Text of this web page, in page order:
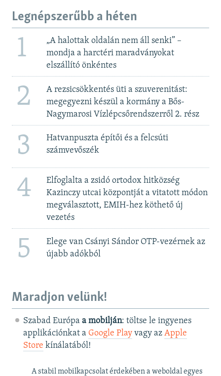
Legnépszerűbb a héten
1
„A halottak oldalán nem áll senki” –
mondja a harctéri maradványokat
elszállító önkéntes
2
A rezsicsökkentés üti a szuverenitást:
megegyezni készül a kormány a Bős-
Nagymarosi Vízlépcsőrendszerről 2. rész
3
Hatvanpuszta építői és a felcsúti
számvevőszék
4
Elfoglalta a zsidó ortodox hitközség
Kazinczy utcai központját a vitatott módon
megválasztott, EMIH-hez köthető új
vezetés
5
Elege van Csányi Sándor OTP-vezérnek az
újabb adókból
Maradjon velünk!
Szabad Európa a mobilján: töltse le ingyenes
applikációnkat a Google Playvagy az Apple
Store kínálatából!
A stabil mobilkapcsolat érdekében a weboldal egyes